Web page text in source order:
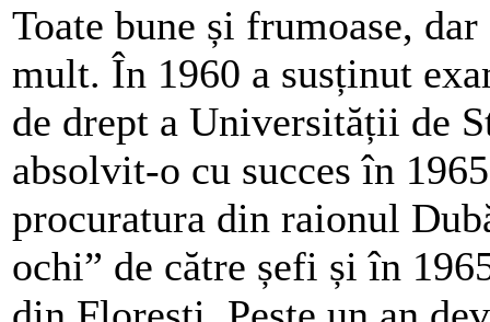
Toate bune și frumoase,
mult. În 1960 a susținut
de drept a Universității de
absolvit-o cu succes în
procuratura din raionul
ochi” de către șefi și în